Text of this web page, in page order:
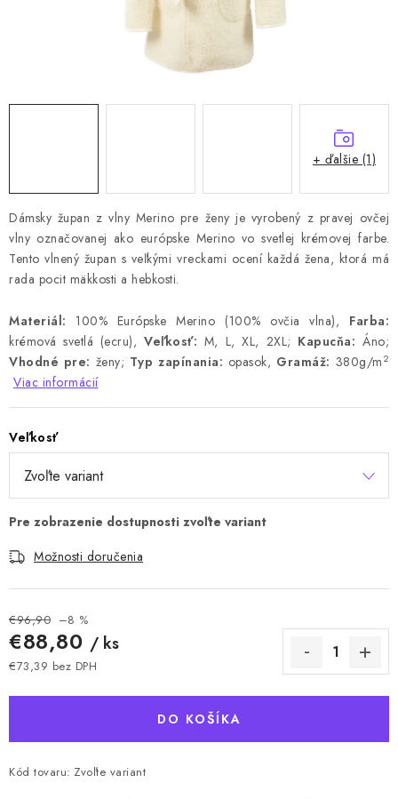
Dámsky župan z vlny Merino pre ženy je vyrobený z pravej ovčej
vlny označovanej ako európske Merino vo svetlej krémovej farbe.
Tento vlnený župan s veľkými vreckami ocení každá žena, ktorá má
rada pocit mäkkosti a hebkosti.
Materiál: 100% Európske Merino (100% ovčia vlna), Farba:
krémová svetlá (ecru),Veľkosť: M, L, XL, 2XL; Kapucňa: Áno;
Vhodné pre: ženy; Typ zapínania: opasok, Gramáž: 380g/m 2
Viac informácií
Veľkosť
Možnosti doručenia
€96,90 –8 %
€88,80 / ks
€73,39 bez DPH
DO KOŠÍKA
Kód tovaru: Zvoľte variant
+ ďalšie (1)